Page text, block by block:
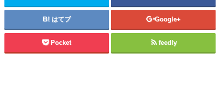
はてブ Google+
Pocket feedly